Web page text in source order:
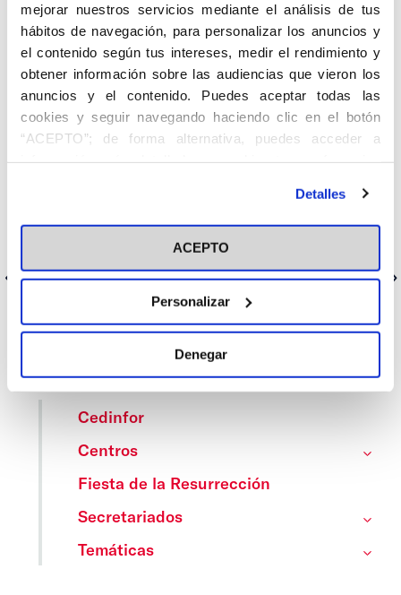
mejorar nuestros servicios mediante el análisis de tus
hábitos de navegación, para personalizar los anuncios y
el contenido según tus intereses, medir el rendimiento y
obtener información sobre las audiencias que vieron los
anuncios y el contenido. Puedes aceptar todas las
cookies y seguir navegando haciendo clic en el botón
“ACEPTO”; de forma alternativa, puedes acceder a
información más detallada y cambiar tus preferencias
en el botón "Personalizar". Para más información puedes
visitar nuestra Política de Cookies
Detalles
ACEPTO
Personalizar
Denegar
Anterior Siguiente
Categorías
Cedinfor
Centros
Fiesta de la Resurrección
Secretariados
Temáticas